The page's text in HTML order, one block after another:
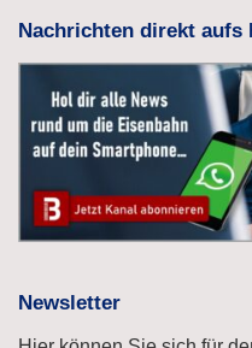
Nachrichten direkt aufs
Newsletter